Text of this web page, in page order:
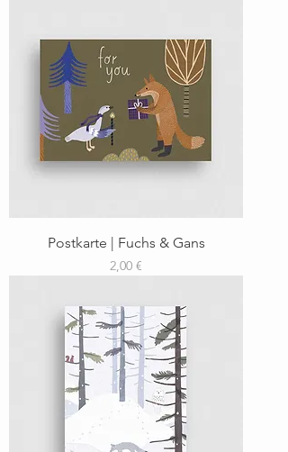
Postkarte | Fuchs & Gans
Preis
2,00 €